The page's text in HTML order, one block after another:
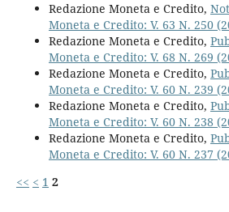
Redazione Moneta e Credito,
Moneta e Credito: V. 63 N. 250
Redazione Moneta e Credito,
Moneta e Credito: V. 68 N. 269
Redazione Moneta e Credito,
Moneta e Credito: V. 60 N. 239
Redazione Moneta e Credito,
Moneta e Credito: V. 60 N. 238
Redazione Moneta e Credito,
Moneta e Credito: V. 60 N. 237
<< < 1 2